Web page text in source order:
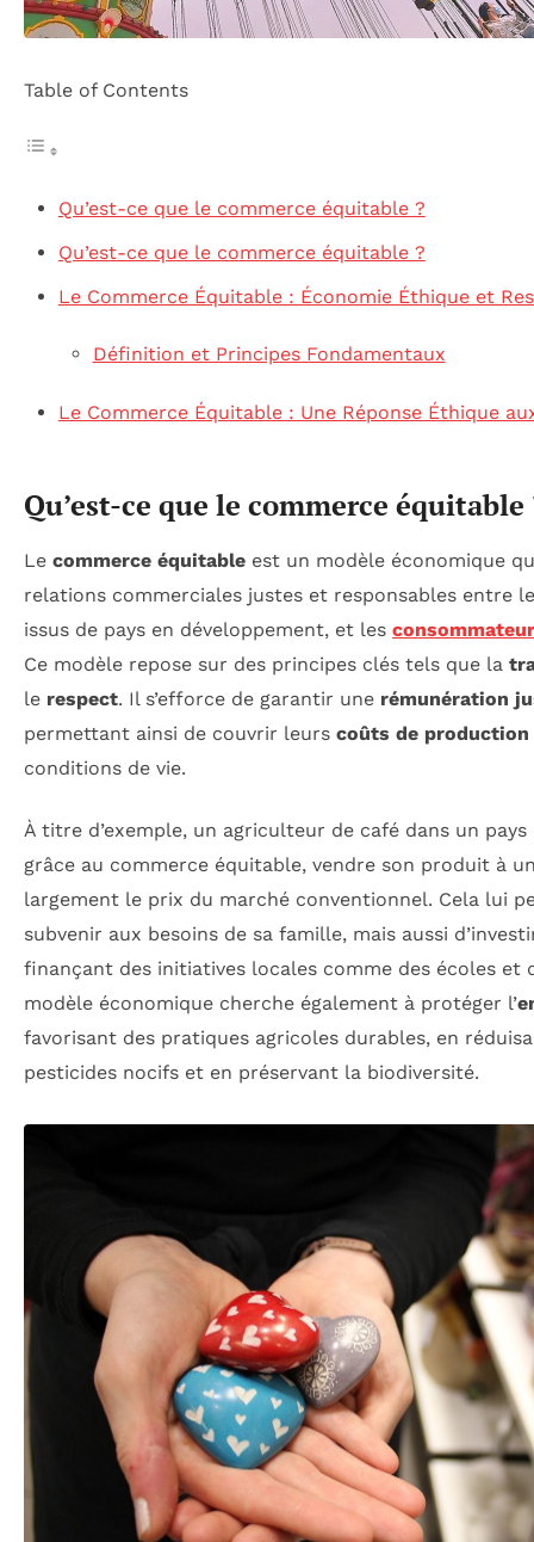
Table of Contents
Qu’est-ce que le commerce équitable ?
Qu’est-ce que le commerce équitable ?
Le Commerce Équitable : Économie Éthique et
Définition et Principes Fondamentaux
Le Commerce Équitable : Une Réponse Éthique
Qu’est-ce que le commerce équitable
Le commerce équitable est un modèle économique
relations commerciales justes et responsables entre
issus de pays en développement, et les
Ce modèle repose sur des principes clés tels que la
le respect. Il s’efforce de garantir une rémunération
permettant ainsi de couvrir leurs coûts de production
conditions de vie.
À titre d’exemple, un agriculteur de café dans un pays
grâce au commerce équitable, vendre son produit à
largement le prix du marché conventionnel. Cela lui
subvenir aux besoins de sa famille, mais aussi
finançant des initiatives locales comme des écoles et
modèle économique cherche également à protéger l’
favorisant des pratiques agricoles durables, en
pesticides nocifs et en préservant la biodiversité.